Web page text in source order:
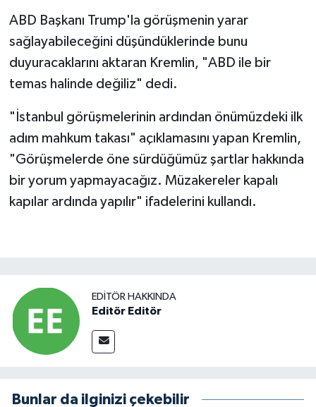
ABD Başkanı Trump'la görüşmenin yarar
sağlayabileceğini düşündüklerinde bunu
duyuracaklarını aktaran Kremlin, "ABD ile bir
temas halinde değiliz" dedi.
"İstanbul görüşmelerinin ardından önümüzdeki ilk
adım mahkum takası" açıklamasını yapan Kremlin,
"Görüşmelerde öne sürdüğümüz şartlar hakkında
bir yorum yapmayacağız. Müzakereler kapalı
kapılar ardında yapılır" ifadelerini kullandı.
EDITÖR HAKKINDA
Editör Editör
Bunlar da ilginizi çekebilir